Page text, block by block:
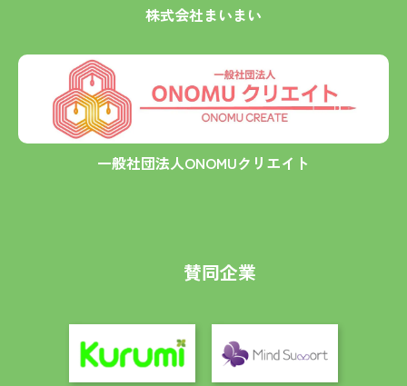
株式会社まいまい
一般社団法人ONOMUクリエイト
賛同企業